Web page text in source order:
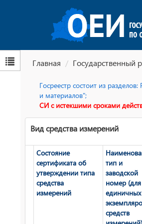
Главная Государственный
Госреестр состоит из
и материалов";
СИ с истекшими сроками
Вид средства измерений
Состояние
сертификата об
утверждении типа
средства
измерений
тип и
заводской
номер (для
единичных
средств